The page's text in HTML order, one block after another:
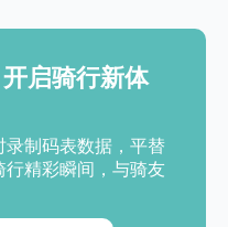
启骑行新体
录制码表数据，平替
精彩瞬间，与骑友